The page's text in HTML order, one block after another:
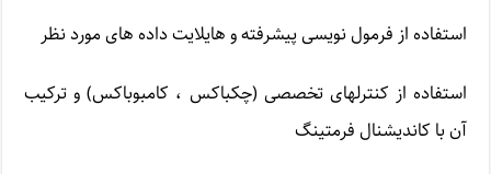
استفاده از فرمول نویسی پیشرفته و هایلایت داده های مورد نظر
استفاده از کنترلهای تخصصی (چکباکس ، کامبوباکس) و ترکیب
آن با کاندیشنال فرمتینگ